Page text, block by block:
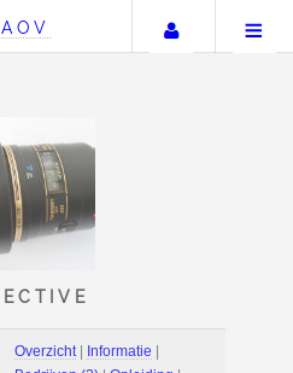
AOV Uw